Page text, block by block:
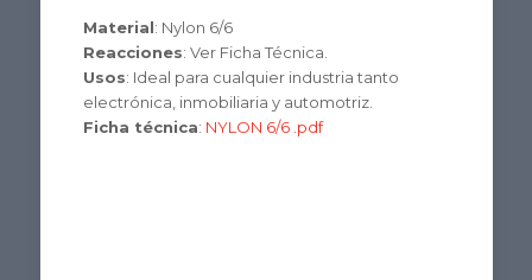
Material: Nylon 6/6
Reacciones: Ver Ficha Técnica.
Usos: Ideal para cualquier industria tanto
electrónica, inmobiliaria y automotriz.
Ficha técnica: NYLON 6/6 .pdf